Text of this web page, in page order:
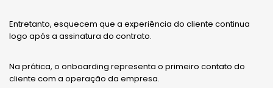
Entretanto, esquecem que a experiência do cliente continua
logo após a assinatura do contrato.
Na prática, o onboarding representa o primeiro contato do
cliente com a operação da empresa.